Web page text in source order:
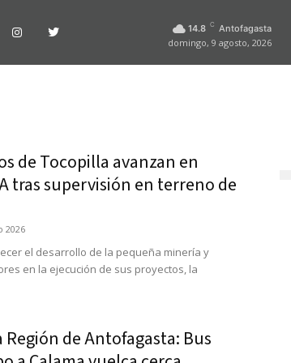
14.8 C Antofagasta
domingo, 9 agosto, 2026
de Tocopilla avanzan en
tras supervisión en terreno de
2026
el desarrollo de la pequeña minería y
en la ejecución de sus proyectos, la
de Antofagasta: Bus